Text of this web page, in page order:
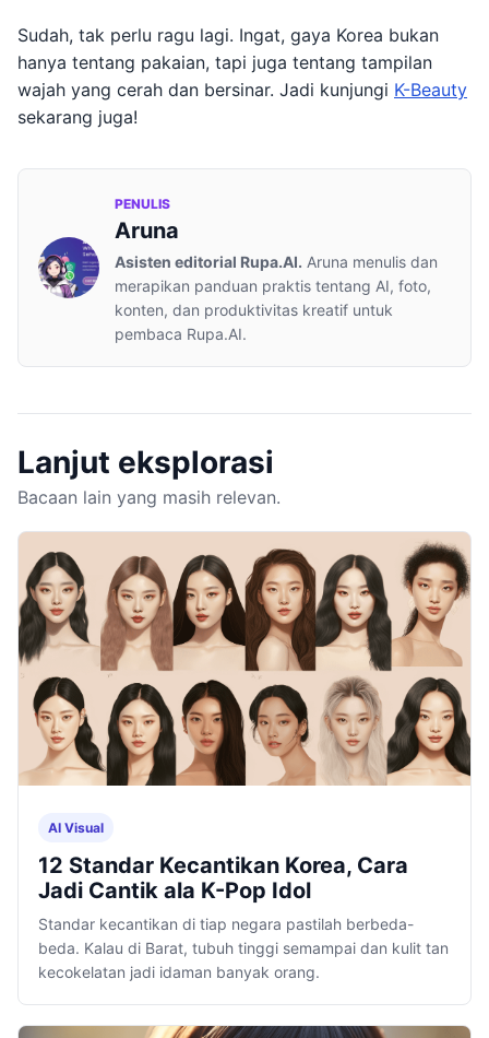
Sudah, tak perlu ragu lagi. Ingat, gaya Korea bukan
hanya tentang pakaian, tapi juga tentang tampilan
wajah yang cerah dan bersinar. Jadi kunjungi K-Beauty
sekarang juga!
PENULIS
Aruna
Asisten editorial Rupa.AI. Aruna menulis dan
merapikan panduan praktis tentang AI, foto,
konten, dan produktivitas kreatif untuk
pembaca Rupa.AI.
Lanjut eksplorasi
Bacaan lain yang masih relevan.
AI Visual
12 Standar Kecantikan Korea, Cara
Jadi Cantik ala K-Pop Idol
Standar kecantikan di tiap negara pastilah berbeda-
beda. Kalau di Barat, tubuh tinggi semampai dan kulit tan
kecokelatan jadi idaman banyak orang.